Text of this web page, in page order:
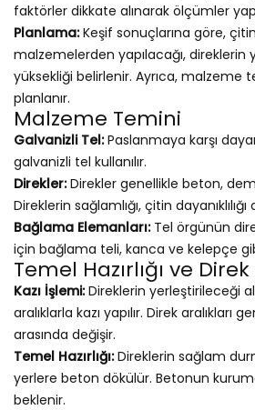
faktörler dikkate alınarak ölçümler
Planlama:Keşif sonuçlarına göre,
malzemelerden yapılacağı, direklerin
yüksekliği belirlenir. Ayrıca, malzeme
planlanır.
Malzeme Temini
Galvanizli Tel:Paslanmaya karşı
galvanizli tel kullanılır.
Direkler:Direkler genellikle beton,
Direklerin sağlamlığı, çitin dayanıklılığı
Bağlama Elemanları:Tel örgünün
için bağlama teli, kanca ve kelepçe
Temel Hazırlığı ve
Kazı İşlemi:Direklerin yerleştirileceği
aralıklarla kazı yapılır. Direk aralıkları
arasında değişir.
Temel Hazırlığı:Direklerin sağlam
yerlere beton dökülür. Betonun
beklenir.